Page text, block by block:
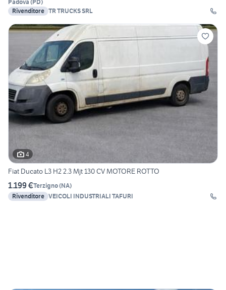
Padova (PD)
Rivenditore TR TRUCKS SRL
4
Fiat Ducato L3 H2 2.3 Mjt 130 CV MOTORE ROTTO
1.199 €Terzigno(NA)
Rivenditore VEICOLI INDUSTRIALI TAFURI